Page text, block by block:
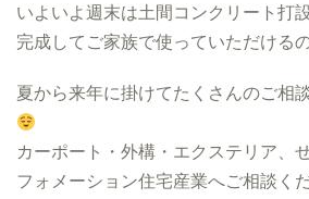
いよいよ週末は土間コンクリート打設
完成してご家族で使っていただける
夏から来年に掛けてたくさんのご相
カーポート・外構・エクステリア、
フォメーション住宅産業へご相談く